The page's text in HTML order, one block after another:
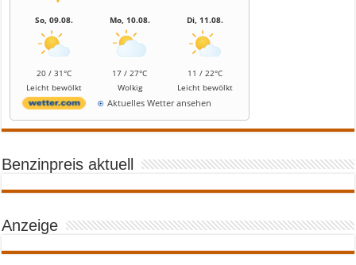
So, 09.08.
20 / 31°C
Leicht bewölkt
Mo, 10.08.
17 / 27°C
Wolkig
Di, 11.08.
11 / 22°C
Leicht bewölkt
Aktuelles Wetter ansehen
Benzinpreis aktuell
Anzeige